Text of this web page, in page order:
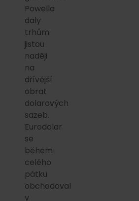
Powella
daly
trhům
jistou
naději
na
dřívější
obrat
dolarových
sazeb.
Eurodolar
se
během
celého
pátku
obchodoval
v